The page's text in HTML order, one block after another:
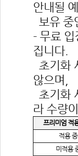
안내될
보유 중
- 무료
집니다.
초기화
않으며,
초기화
라 수량
프리미엄 적
적용 중
미적용